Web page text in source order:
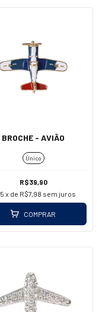
BROCHE - AVIÃO
Único
R$39,90
5 x de R$7,98 sem juros
COMPRAR